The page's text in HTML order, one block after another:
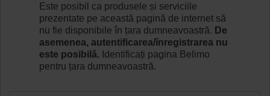
Learn more
Este posibil ca produsele și serviciile
prezentate pe această pagină de internet să
nu fie disponibile în țara dumneavoastră. De
asemenea, autentificarea/înregistrarea nu
este posibilă. Identificați pagina Belimo
pentru țara dumneavoastră.